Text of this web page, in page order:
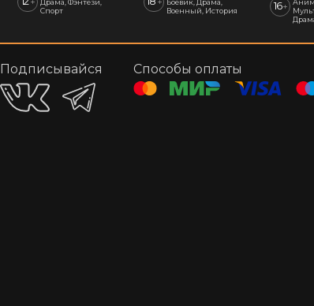
Драма, Фэнтези,
Спорт
Боевик, Драма,
Военный, История
16+
Подписывайся Способы оплаты